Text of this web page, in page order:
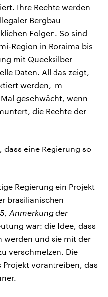
Ihre Rechte werden
Bergbau
Folgen. So sind
Region in Roraima bis
mit Quecksilber
Daten. All das zeigt,
werden, im
geschwächt, wenn
die Rechte der
dass eine Regierung so
Regierung ein Projekt
brasilianischen
Anmerkung der
war: die Idee, dass
werden und sie mit der
verschmelzen. Die
Projekt vorantreiben, das